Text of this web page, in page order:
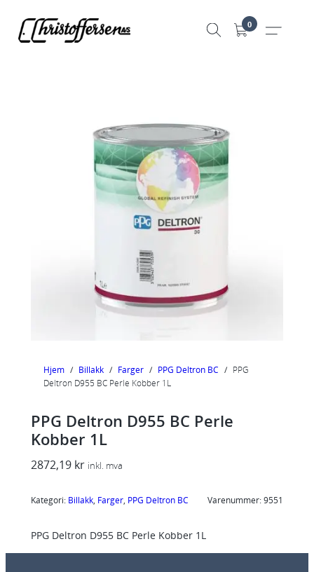
0
Hjem / Billakk / Farger / PPG Deltron BC / PPG
Deltron D955 BC Perle Kobber 1L
PPG Deltron D955 BC Perle
Kobber 1L
2872,19 kr inkl. mva
Kategori: Billakk, Farger, PPG Deltron BC Varenummer:9551
PPG Deltron D955 BC Perle Kobber 1L